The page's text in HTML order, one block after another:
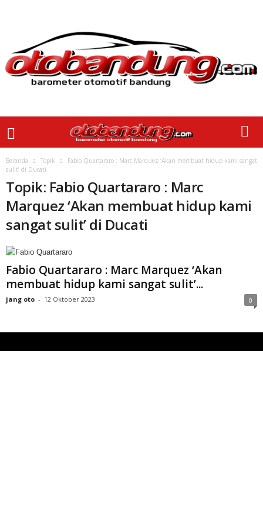
Beranda Topik
Fabio Quartararo : Marc Marquez ‘Akan membuat hidup kami sangat
sulit’ di Ducati
Topik: Fabio Quartararo : Marc
Marquez ‘Akan membuat hidup kami
sangat sulit’ di Ducati
Fabio Quartararo : Marc Marquez ‘Akan
membuat hidup kami sangat sulit’...
jang oto - 12 Oktober 2023 0